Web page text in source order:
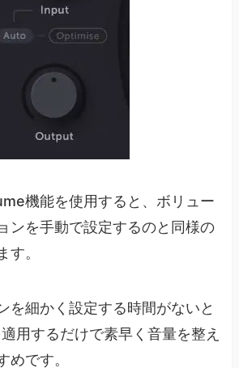
機能を使用すると、ボリュー
ンを手動で設定するのと同様の
す。
を細かく設定する時間がないと
用するだけで素早く音量を整え
めです。